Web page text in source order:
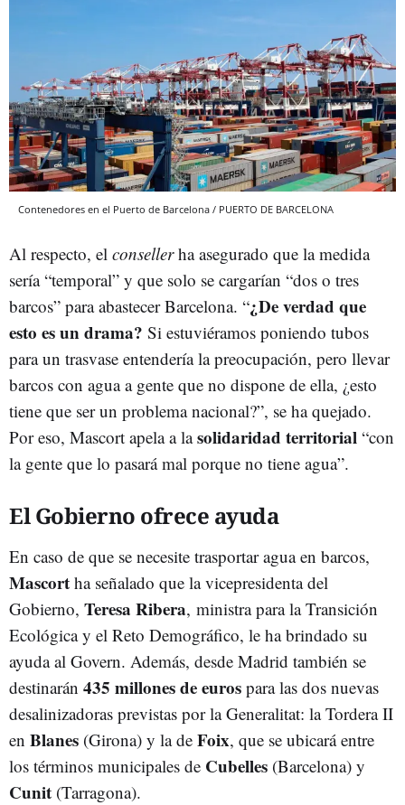
Contenedores en el Puerto de Barcelona / PUERTO DE BARCELONA
Al respecto, el consellerha asegurado que la medida
sería “temporal” y que solo se cargarían “dos o tres
barcos” para abastecer Barcelona. “¿De verdad que
esto es un drama? Si estuviéramos poniendo tubos
para un trasvase entendería la preocupación, pero llevar
barcos con agua a gente que no dispone de ella, ¿esto
tiene que ser un problema nacional?”, se ha quejado.
Por eso, Mascort apela a lasolidaridad territorial “con
la gente que lo pasará mal porque no tiene agua”.
El Gobierno ofrece ayuda
En caso de que se necesite trasportar agua en barcos,
Mascort ha señalado que la vicepresidenta del
Gobierno, Teresa Ribera, ministra para la Transición
Ecológica y el Reto Demográfico, le ha brindado su
ayuda al Govern. Además, desde Madrid también se
destinarán 435 millones de euros para las dos nuevas
desalinizadoras previstas por la Generalitat: la Tordera II
en Blanes (Girona) y la de Foix, que se ubicará entre
los términos municipales de Cubelles (Barcelona) y
Cunit (Tarragona).